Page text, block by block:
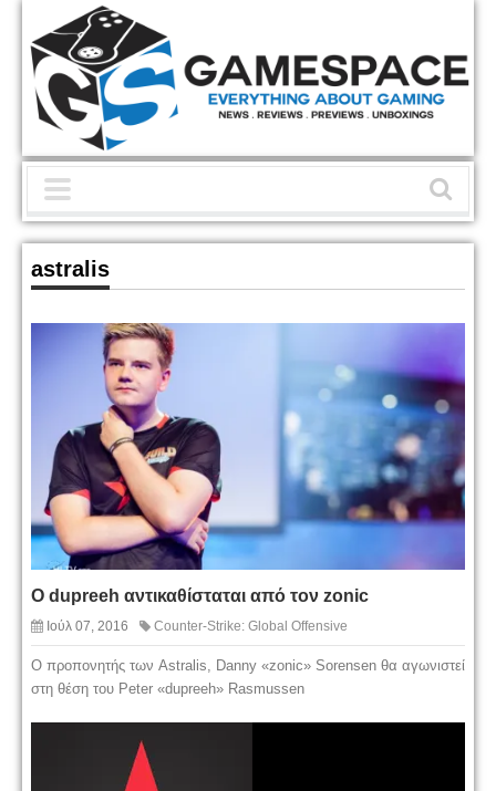
astralis
Ο dupreeh αντικαθίσταται από τον zonic
Ιούλ 07, 2016 Counter-Strike: Global Offensive
Ο προπονητής των Astralis, Danny «zonic» Sorensen θα αγωνιστεί
στη θέση του Peter «dupreeh» Rasmussen